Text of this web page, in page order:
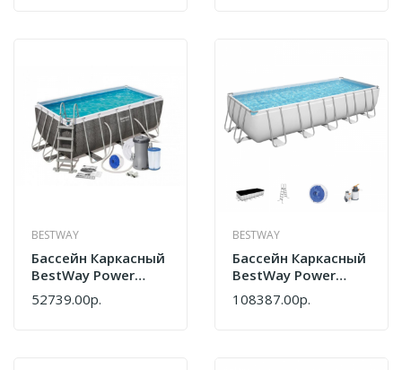
BESTWAY
Бассейн Каркасный
BestWay Power
Steel
412*201*122см
52739.00р.
BESTWAY
Бассейн Каркасный
BestWay Power
Steel
640*274*132см
108387.00р.